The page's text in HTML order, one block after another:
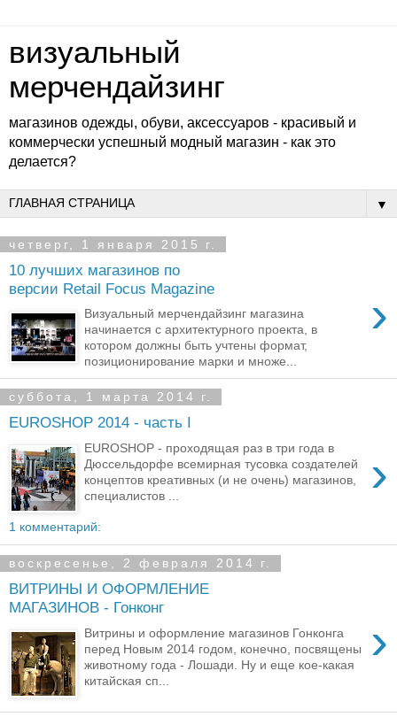
визуальный
мерчендайзинг
магазинов одежды, обуви, аксессуаров - красивый и
коммерчески успешный модный магазин - как это
делается?
▼
четверг, 1 января 2015 г.
10 лучших магазинов по
версии Retail Focus Magazine
›
Визуальный мерчендайзинг магазина
начинается с архитектурного проекта, в
котором должны быть учтены формат,
позиционирование марки и множе...
суббота, 1 марта 2014 г.
EUROSHOP 2014 - часть I
›
EUROSHOP - проходящая раз в три года в
Дюссельдорфе всемирная тусовка создателей
концептов креативных (и не очень) магазинов,
специалистов ...
1 комментарий:
воскресенье, 2 февраля 2014 г.
ВИТРИНЫ И ОФОРМЛЕНИЕ
МАГАЗИНОВ - Гонконг
›
Витрины и оформление магазинов Гонконга
перед Новым 2014 годом, конечно, посвящены
животному года - Лошади. Ну и еще кое-какая
китайская сп...